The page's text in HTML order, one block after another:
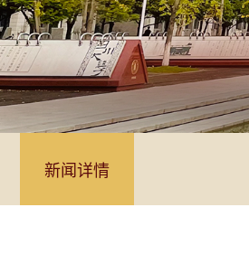
新闻详情